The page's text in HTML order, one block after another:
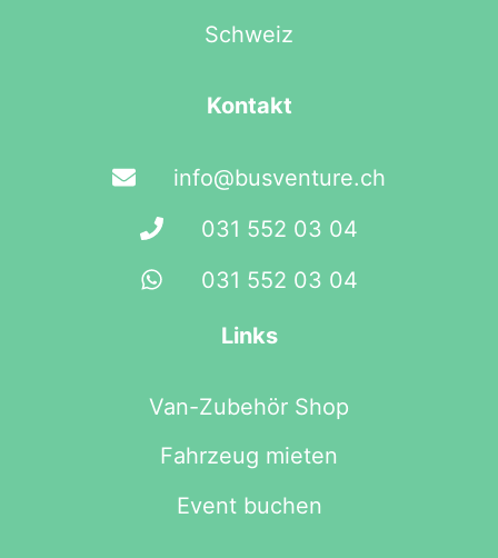
Schweiz
Kontakt
info@busventure.ch
031 552 03 04
031 552 03 04
Links
Van-Zubehör Shop
Fahrzeug mieten
Event buchen